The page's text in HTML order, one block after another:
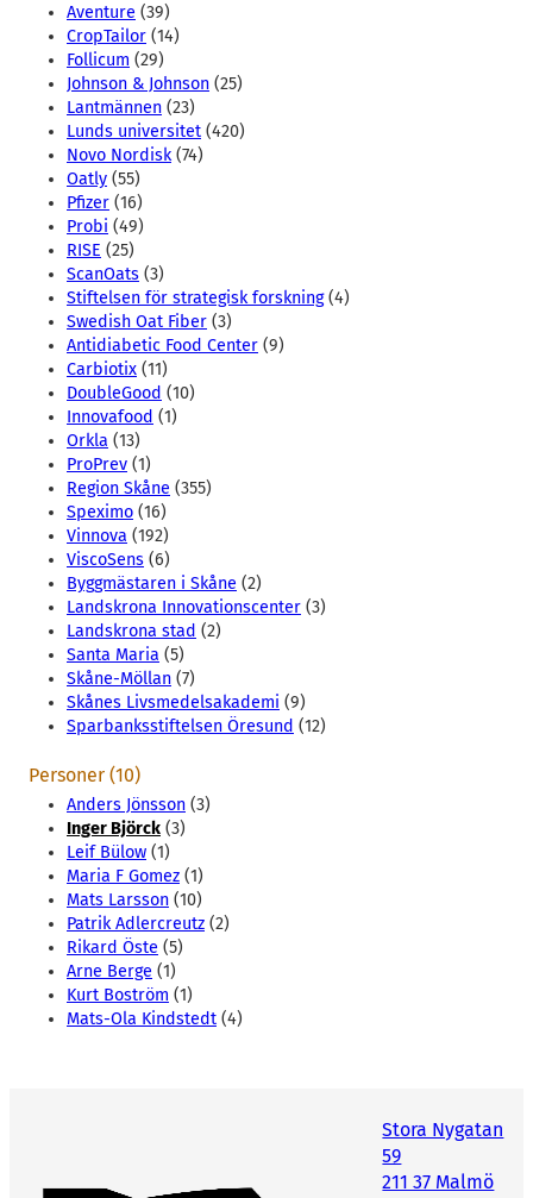
Aventure (39)
CropTailor (14)
Follicum (29)
Johnson & Johnson (25)
Lantmännen (23)
Lunds universitet (420)
Novo Nordisk(74)
Oatly (55)
Pfizer (16)
Probi (49)
RISE (25)
ScanOats (3)
Stiftelsen för strategisk forskning(4)
Swedish Oat Fiber (3)
Antidiabetic Food Center (9)
Carbiotix (11)
DoubleGood (10)
Innovafood (1)
Orkla (13)
ProPrev (1)
Region Skåne (355)
Speximo (16)
Vinnova (192)
ViscoSens (6)
Byggmästaren i Skåne (2)
Landskrona Innovationscenter (3)
Landskrona stad (2)
Santa Maria (5)
Skåne-Möllan (7)
Skånes Livsmedelsakademi (9)
Sparbanksstiftelsen Öresund (12)
Personer (10)
Anders Jönsson (3)
Inger Björck (3)
Leif Bülow (1)
Maria F Gomez (1)
Mats Larsson (10)
Patrik Adlercreutz (2)
Rikard Öste (5)
Arne Berge (1)
Kurt Boström (1)
Mats-Ola Kindstedt (4)
Stora Nygatan
59
211 37 Malmö